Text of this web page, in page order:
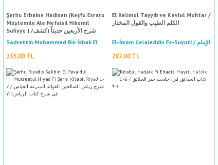
%50
indirim
Şerhu Erbaine Hadisen (Keşfu Esraru
Müştemile Ale Nefaisil Hikemil
Sufiyye ) /شرح الأربعين حديثاً (كشف
أسرار مشتملة على نفائس الحكم
الصوفية)
Sadrettin Muhammed Bin İshak El
Konevi / صدر الدين محمد بن إسحاق
القونوي
235,00 TL
El Kelimul Tayyib ve Kavlul Muhtar /
الكلم الطيب والقول المختار
El-İmam Celaleddin Es-Suyuti / الإمام
جلال الدين السيوطي
282,00 TL